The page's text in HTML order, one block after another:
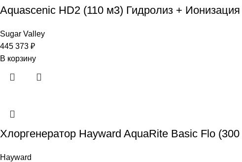
Aquascenic HD2 (110 м3) Гидролиз +
Sugar Valley
445 373 ₽
В корзину
Хлоргенератор Hayward AquaRite Basic Flo (300
Hayward